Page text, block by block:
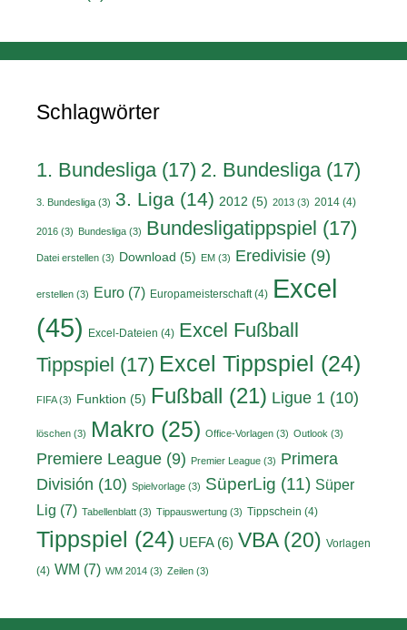
Schlagwörter
1. Bundesliga (17) 2. Bundesliga (17)
3. Bundesliga (3) 3. Liga (14) 2012 (5) 2013 (3) 2014 (4)
2016 (3) Bundesliga (3) Bundesligatippspiel (17)
Datei erstellen (3) Download (5) EM (3) Eredivisie (9)
erstellen (3) Euro (7) Europameisterschaft(4) Excel
(45)
Excel-Dateien (4) Excel Fußball
Tippspiel (17) Excel Tippspiel (24)
FIFA(3) Funktion (5) Fußball (21) Ligue 1 (10)
löschen (3) Makro (25) Office-Vorlagen (3) Outlook (3)
Premiere League (9) Premier League (3) Primera
División (10) Spielvorlage (3) SüperLig (11) Süper
Lig (7) Tabellenblatt (3) Tippauswertung (3) Tippschein (4)
Tippspiel (24) UEFA(6) VBA(20) Vorlagen
(4) WM (7) WM 2014 (3) Zeilen (3)